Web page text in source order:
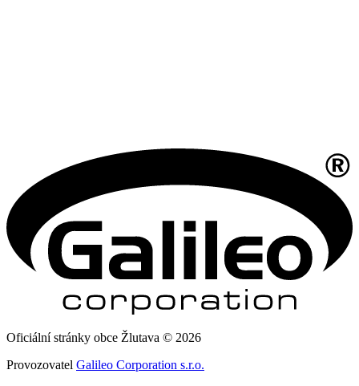
Oficiální stránky obce Žlutava © 2026
Provozovatel Galileo Corporation s.r.o.